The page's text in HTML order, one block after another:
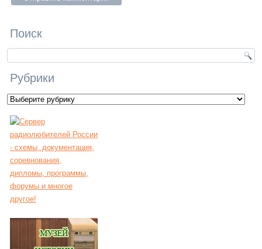
Поиск
Рубрики
Рубрики